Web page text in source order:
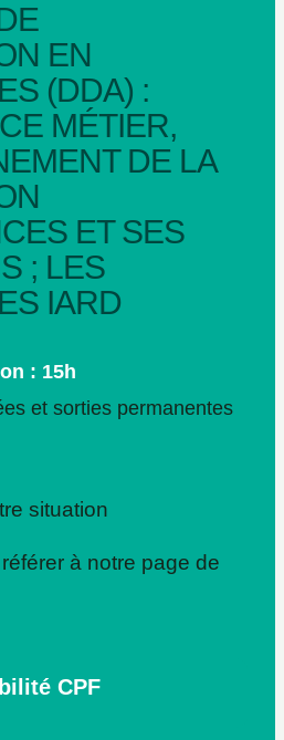
EN
(DDA) :
MÉTIER,
DE LA
ET SES
; LES
IARD
: 15h
et sorties permanentes
situation
à notre page de
CPF